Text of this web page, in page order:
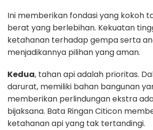
Ini memberikan fondasi yang kokoh
berat yang berlebihan. Kekuatan
ketahanan terhadap gempa serta
menjadikannya pilihan yang aman.
Kedua, tahan api adalah prioritas.
darurat, memiliki bahan bangunan
memberikan perlindungan ekstra
bijaksana. Bata Ringan Citicon
ketahanan api yang tak tertandingi.